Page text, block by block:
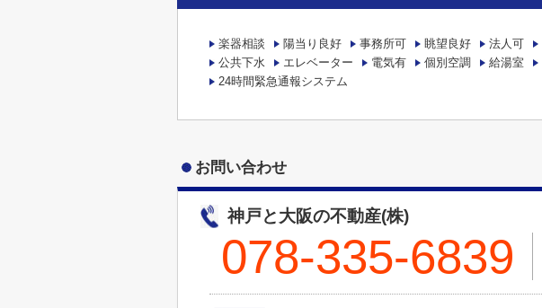
楽器相談 陽当り良好 事務所可 眺望良好 法人可
公共下水
エレベーター 電気有 個別空調 給湯室
24時間緊急通報システム
お問い合わせ
神戸と大阪の不動産(株)
078-335-6839